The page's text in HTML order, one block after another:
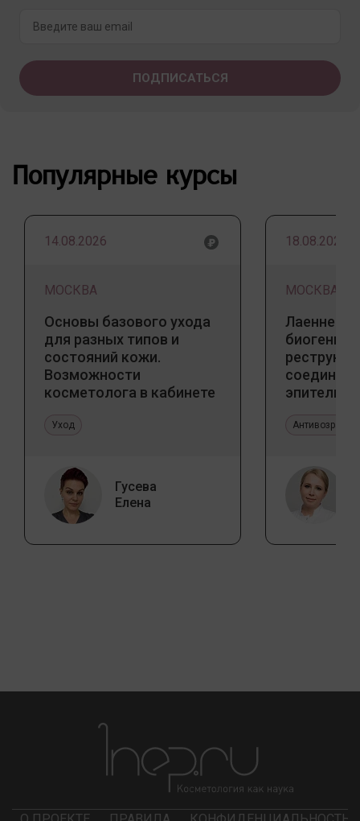
Популярные курсы
14.08.2026
МОСКВА
Основы базового ухода
для разных типов и
состояний кожи.
Возможности
косметолога в кабинете
Уход
Гусева
Елена
18.08.2026
МОСКВА
Лаеннек
биогенный